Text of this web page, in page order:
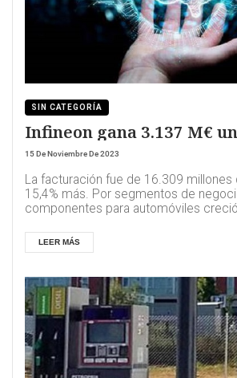
SIN CATEGORÍA
Infineon gana 3.137 M€
15 De Noviembre De 2023
La facturación fue de 16.309 millones
15,4% más. Por segmentos de
componentes para automóviles
LEER MÁS